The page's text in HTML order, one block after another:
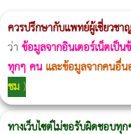
ควรปรึกษากับแพทย์ผู้เชี่ยวชาญ
ว่า ข้อมูลจากอินเตอร์เน็ตเป็
ทุกๆ คน และข้อมูลจากคนอื่
ชม)
ทางเว็บไซต์ไม่ขอรับผิดชอบ